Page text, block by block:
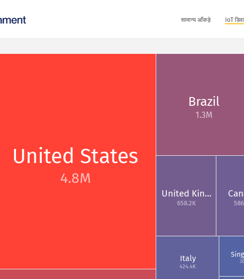
सामान्य आँकड़े IoT
United States
4.8M
Brazil
1.3M
United Kin…
658.2K
Italy
424.4K